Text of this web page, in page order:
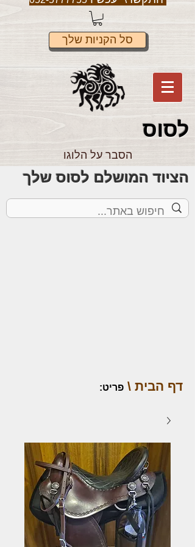
סל הקניות שלך
לסוס
הסבר על הלוגו
הציוד המושלם לסוס שלך
דף הבית \ פריט: